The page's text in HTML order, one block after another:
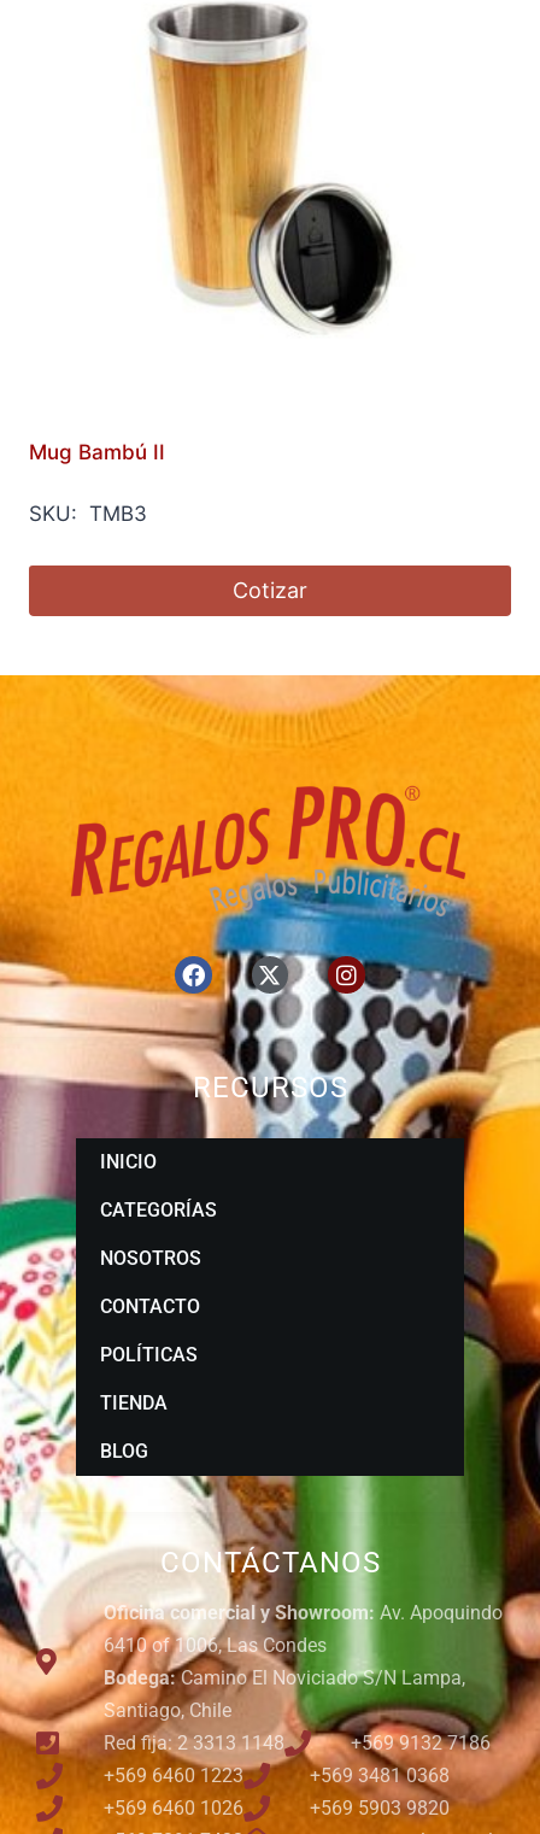
Mug Bambú II
SKU: TMB3
Cotizar
CONTÁCTANOS
Oficina comercial y Showroom: Av. Apoquindo
6410 of 1006, Las Condes
Bodega:Camino El Noviciado S/N Lampa,
Santiago, Chile
Red fija: 2 3313 1148
+569 9132 7186
+569 6460 1223
+569 3481 0368
+569 6460 1026
+569 5903 9820
RECURSOS
INICIO
CATEGORÍAS
NOSOTROS
CONTACTO
POLÍTICAS
TIENDA
BLOG